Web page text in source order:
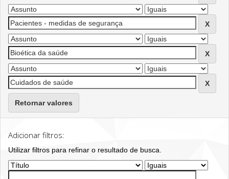
Retornar valores
Adicionar filtros:
Utilizar filtros para refinar o resultado de busca.